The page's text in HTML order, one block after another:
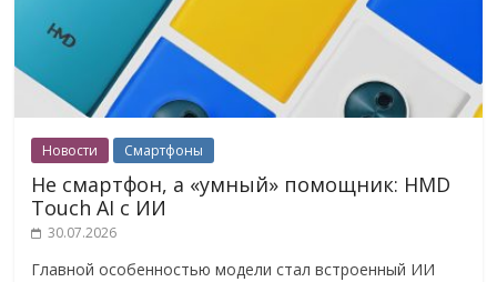
Новости Смартфоны
Не смартфон, а «умный» помощник: HMD
Touch AI с ИИ
30.07.2026
Главной особенностью модели стал встроенный ИИ